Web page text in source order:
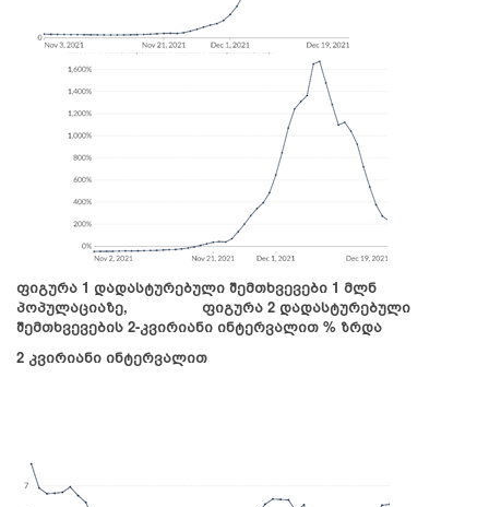
ფიგურა 1 დადასტურებული შემთხვევები 1 მლნ
პოპულაციაზე, ფიგურა 2 დადასტურებული
შემთხვევების 2-კვირიანი ინტერვალით % ზრდა
2 კვირიანი ინტერვალით